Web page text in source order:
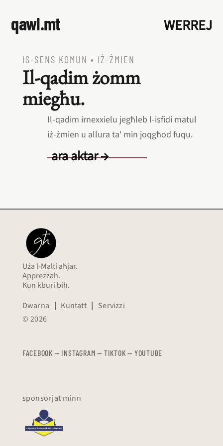
qawl.mt WERREJ
IS‑SENS KOMUN • IŻ‑ŻMIEN
Il‑qadim żomm
miegħu.
Il‑qadim irnexxielu jegħleb l‑isfidi matul
iż‑żmien u allura ta' min joqgħod fuqu.
ara aktar →
Uża l-Malti aħjar.
Apprezzah.
Kun kburi bih.
Dwarna | Kuntatt | Servizzi
© 2026
FACEBOOK — INSTAGRAM — TIKTOK — YOUTUBE
sponsorjat minn